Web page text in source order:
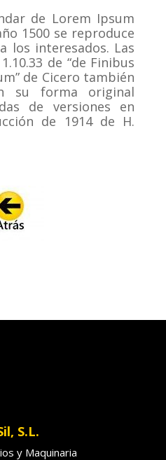
de Lorem Ipsum
1500 se reproduce
los interesados. Las
de “de Finibus
de Cicero también
su forma original
de versiones en
de 1914 de H.
S.L.
y Maquinaria